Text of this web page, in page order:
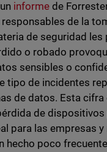
informede
de la
de seguridad les
o robado
sensibles o
tipo de incidentes
de datos. Esta
de dispositivos
para las empresas y
hecho poco